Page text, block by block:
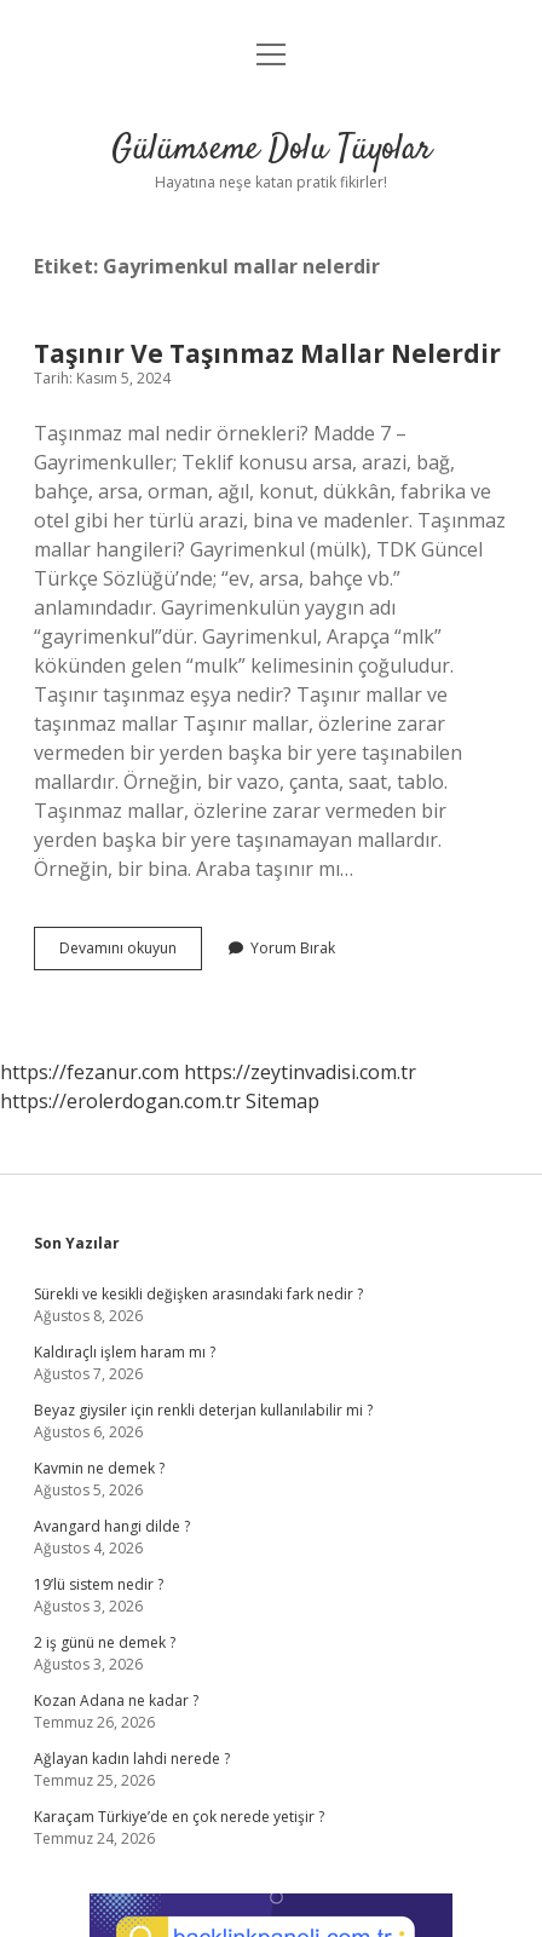
Anasayfa
Yasal Uyarı
menüyü
Gülümseme Dolu Tüyolar
Hayatına neşe katan pratik fikirler!
Etiket: Gayrimenkul mallar nelerdir
Taşınır Ve Taşınmaz Mallar Nelerdir
Tarih: Kasım 5, 2024
Taşınmaz mal nedir örnekleri? Madde 7 –
Gayrimenkuller; Teklif konusu arsa, arazi, bağ,
bahçe, arsa, orman, ağıl, konut, dükkân, fabrika ve
otel gibi her türlü arazi, bina ve madenler. Taşınmaz
mallar hangileri? Gayrimenkul (mülk), TDK Güncel
Türkçe Sözlüğü’nde; “ev, arsa, bahçe vb.”
anlamındadır. Gayrimenkulün yaygın adı
“gayrimenkul”dür. Gayrimenkul, Arapça “mlk”
kökünden gelen “mulk” kelimesinin çoğuludur.
Taşınır taşınmaz eşya nedir? Taşınır mallar ve
taşınmaz mallar Taşınır mallar, özlerine zarar
vermeden bir yerden başka bir yere taşınabilen
mallardır. Örneğin, bir vazo, çanta, saat, tablo.
Taşınmaz mallar, özlerine zarar vermeden bir
yerden başka bir yere taşınamayan mallardır.
Örneğin, bir bina. Araba taşınır mı…
Devamını okuyun
Ve
Yorum Bırak
https://fezanur.com https://zeytinvadisi.com.tr
https://erolerdogan.com.trSitemap
Sidebar
Son Yazılar
Sürekli ve kesikli değişken arasındaki fark nedir ?
Ağustos 8, 2026
Kaldıraçlı işlem haram mı ?
Ağustos 7, 2026
Beyaz giysiler için renkli deterjan kullanılabilir mi ?
Ağustos 6, 2026
Kavmin ne demek ?
Ağustos 5, 2026
Avangard hangi dilde ?
Ağustos 4, 2026
19’lü sistem nedir ?
Ağustos 3, 2026
2 iş günü ne demek ?
Ağustos 3, 2026
Kozan Adana ne kadar ?
Temmuz 26, 2026
Ağlayan kadın lahdi nerede ?
Temmuz 25, 2026
Karaçam Türkiye’de en çok nerede yetişir ?
Temmuz 24, 2026